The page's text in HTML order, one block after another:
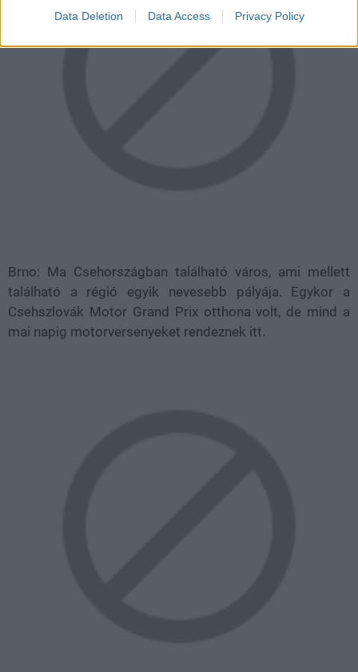
Data Deletion Data Access Privacy Policy
Brno: Ma Csehországban található város, ami mellett
található a régió egyik nevesebb pályája. Egykor a
Csehszlovák Motor Grand Prix otthona volt, de mind a
mai napig motorversenyeket rendeznek itt.